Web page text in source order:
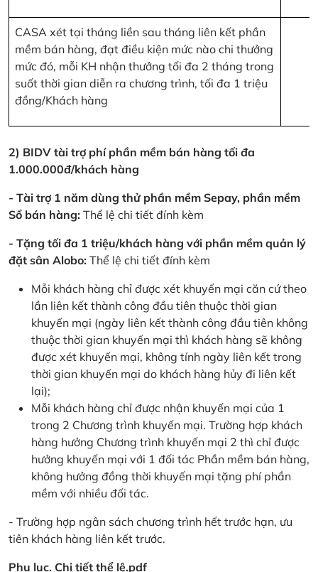
CASA xét tại tháng liền sau tháng liên kết phần
mềm bán hàng, đạt điều kiện mức nào chi thưởng
mức đó, mỗi KH nhận thưởng tối đa 2 tháng trong
suốt thời gian diễn ra chương trình, tối đa 1 triệu
đồng/Khách hàng
2) BIDV tài trợ phí phần mềm bán hàng tối đa
1.000.000đ/khách hàng
- Tài trợ 1 năm dùng thử phần mềm Sepay, phần mềm
Sổ bán hàng: Thể lệ chi tiết đính kèm
- Tặng tối đa 1 triệu/khách hàng với phần mềm quản lý
đặt sân Alobo: Thể lệ chi tiết đính kèm
Mỗi khách hàng chỉ được xét khuyến mại căn cứ theo
lần liên kết thành công đầu tiên thuộc thời gian
khuyến mại (ngày liên kết thành công đầu tiên không
thuộc thời gian khuyến mại thì khách hàng sẽ không
được xét khuyến mại, không tính ngày liên kết trong
thời gian khuyến mại do khách hàng hủy đi liên kết
lại);
Mỗi khách hàng chỉ được nhận khuyến mại của 1
trong 2 Chương trình khuyến mại. Trường hợp khách
hàng hưởng Chương trình khuyến mại 2 thì chỉ được
hưởng khuyến mại với 1 đối tác Phần mềm bán hàng,
không hưởng đồng thời khuyến mại tặng phí phần
mềm với nhiều đối tác.
- Trường hợp ngân sách chương trình hết trước hạn, ưu
tiên khách hàng liên kết trước.
Phụ lục. Chi tiết thể lệ.pdf